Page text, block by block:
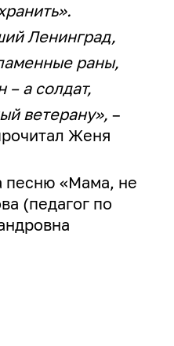
Ленинград,
раны,
– а солдат,
ветерану», –
Женя
песню «Мама, не
(педагог по